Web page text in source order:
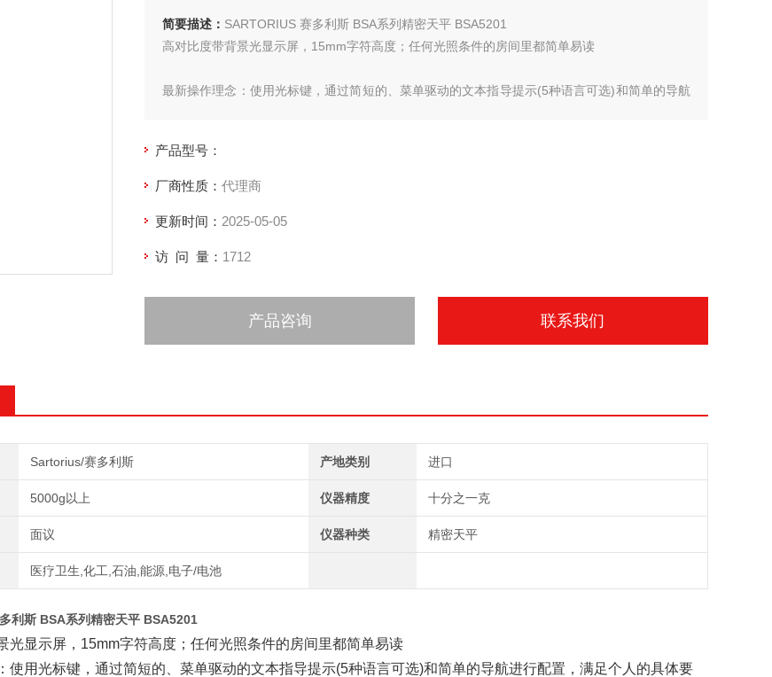
简要描述： SARTORIUS 赛多利斯 BSA系列精密天平 BSA5201
高对比度带背景光显示屏，15mm字符高度；任何光照条件的房间里都简单易读
最新操作理念：使用光标键，通过简短的、菜单驱动的文本指导提示(5种语言可选)和简单的导航
产品型号：
厂商性质： 代理商
更新时间： 2025-05-05
访 问 量： 1712
产品咨询 联系我们
Sartorius/赛多利斯 产地类别 进口
5000g以上 仪器精度 十分之一克
面议 仪器种类 精密天平
医疗卫生,化工,石油,能源,电子/电池
利斯 BSA系列精密天平 BSA5201
光显示屏，15mm字符高度；任何光照条件的房间里都简单易读
使用光标键，通过简短的、菜单驱动的文本指导提示(5种语言可选)和简单的导航进行配置，满足个人的具体要